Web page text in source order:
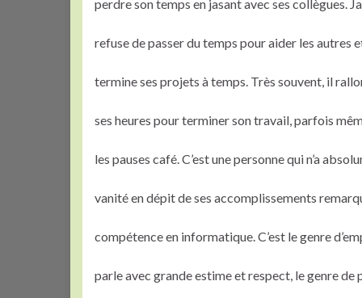
perdre son temps en jasant avec ses collègues.
refuse de passer du temps pour aider les autres
termine ses projets à temps. Très souvent, il
ses heures pour terminer son travail, parfois
les pauses café. C’est une personne qui n’a
vanité en dépit de ses accomplissements
compétence en informatique. C’est le genre
parle avec grande estime et respect, le genre de